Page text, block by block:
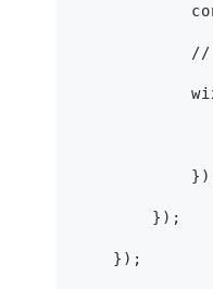
//
        });
    });